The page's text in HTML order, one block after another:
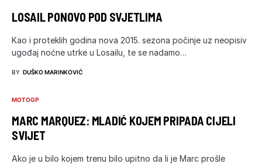
LOSAIL PONOVO POD SVJETLIMA
Kao i proteklih godina nova 2015. sezona počinje uz neopisiv
ugođaj noćne utrke u Losailu, te se nadamo…
BY DUŠKO MARINKOVIĆ
MOTOGP
MARC MARQUEZ: MLADIĆ KOJEM PRIPADA CIJELI
SVIJET
Ako je u bilo kojem trenu bilo upitno da li je Marc prošle